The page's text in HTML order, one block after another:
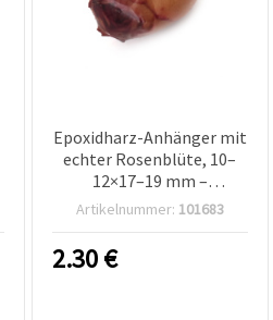
Epoxidharz-Anhänger mit
echter Rosenblüte, 10–
12×17–19 mm –
Schmuckzubehör für
Artikelnummer: 101683
2.30€